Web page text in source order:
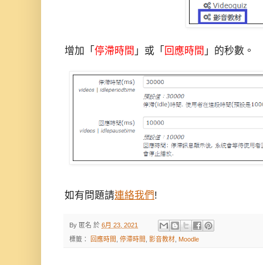
增加「 停滯時間 」或「 回應時間 」的秒數。
如有問題請連絡我們!
By 匿名 於 6月 23, 2021
標籤： 回應時間 , 停滯時間 , 影音教材, Moodle